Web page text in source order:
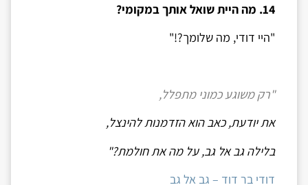
14. מה היית שואל אותך במקומי?
"היי דודי, מה שלומך?!"
"רק משוגע כמוני מתפלל,
את יודעת, כאב הוא הזדמנות להינצל,
בלילה גב אל גב, על מה את חולמת?"
דודי בר דוד – גב אל גב